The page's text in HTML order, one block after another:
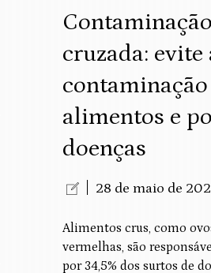
Contaminação
cruzada: evite
contaminação
alimentos e
doenças
28 de maio de
Alimentos crus, como
vermelhas, são
por 34,5% dos surtos de